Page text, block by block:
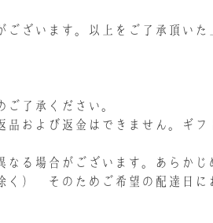
ざいます。以上をご了承頂いた
了承ください。
および返金はできません。ギフ
る場合がございます。あらかじ
） そのためご希望の配達日に